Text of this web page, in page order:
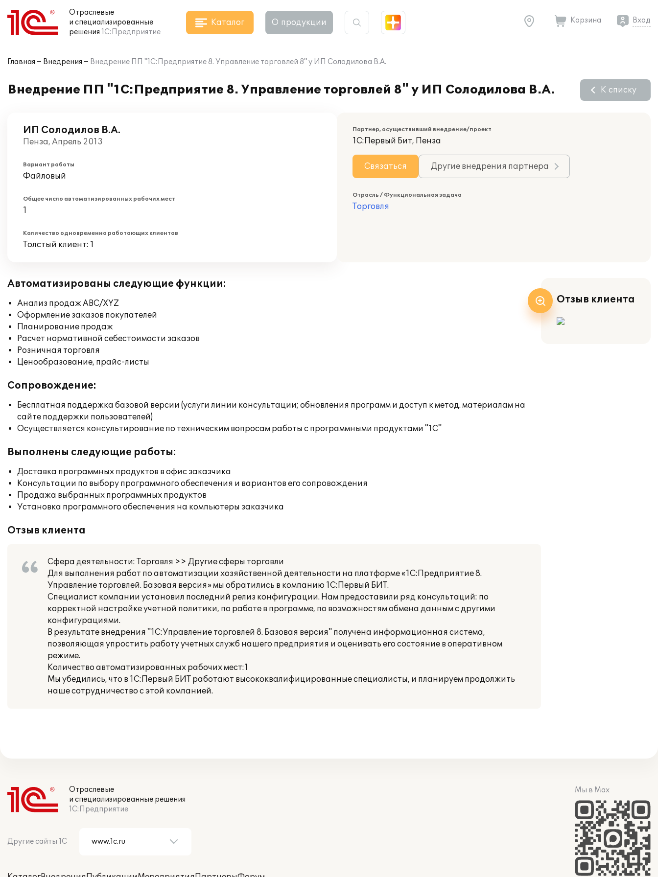
Отраслевые
и специализированные
решения 1С:Предприятие
Каталог О продукции Корзина Вход
Главная Внедрения Внедрение ПП "1С:Предприятие 8. Управление торговлей 8" у ИП Солодилова В.А.
Внедрение ПП "1С:Предприятие 8. Управление торговлей 8" у ИП Солодилова В.А. К списку
ИП Солодилов В.А.
Пенза, Апрель 2013
Вариант работы
Файловый
Общее число автоматизированных рабочих мест
1
Количество одновременно работающих клиентов
Толстый клиент: 1
Партнер, осуществивший внедрение/проект
1С:Первый Бит, Пенза
Связаться Другие внедрения партнера
Отрасль / Функциональная задача
Торговля
Автоматизированы следующие функции:
Анализ продаж ABC/XYZ
Оформление заказов покупателей
Планирование продаж
Расчет нормативной себестоимости заказов
Розничная торговля
Ценообразование, прайс-листы
Сопровождение:
Бесплатная поддержка базовой версии (услуги линии консультации; обновления программ и доступ к метод. материалам на
сайте поддержки пользователей)
Осуществляется консультирование по техническим вопросам работы с программными продуктами "1С"
Выполнены следующие работы:
Доставка программных продуктов в офис заказчика
Консультации по выбору программного обеспечения и вариантов его сопровождения
Продажа выбранных программных продуктов
Установка программного обеспечения на компьютеры заказчика
Отзыв клиента
Сфера деятельности: Торговля >> Другие сферы торговли
Для выполнения работ по автоматизации хозяйственной деятельности на платформе «1С:Предприятие 8.
Управление торговлей. Базовая версия» мы обратились в компанию 1С:Первый БИТ.
Специалист компании установил последний релиз конфигурации. Нам предоставили ряд консультаций: по
корректной настройке учетной политики, по работе в программе, по возможностям обмена данным с другими
конфигурациями.
В результате внедрения "1С:Управление торговлей 8. Базовая версия" получена информационная система,
позволяющая упростить работу учетных служб нашего предприятия и оценивать его состояние в оперативном
режиме.
Количество автоматизированных рабочих мест:1
Мы убедились, что в 1С:Первый БИТ работают высококвалифицированные специалисты, и планируем продолжить
наше сотрудничество с этой компанией.
Отзыв клиента
Отраслевые
и специализированные решения
1С:Предприятие
Другие сайты 1С
Мы в Max